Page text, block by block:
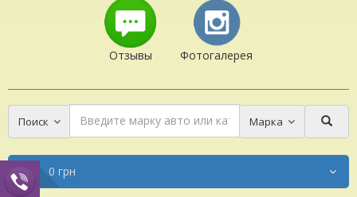
Отзывы Фотогалерея
Поиск Марка
0 грн